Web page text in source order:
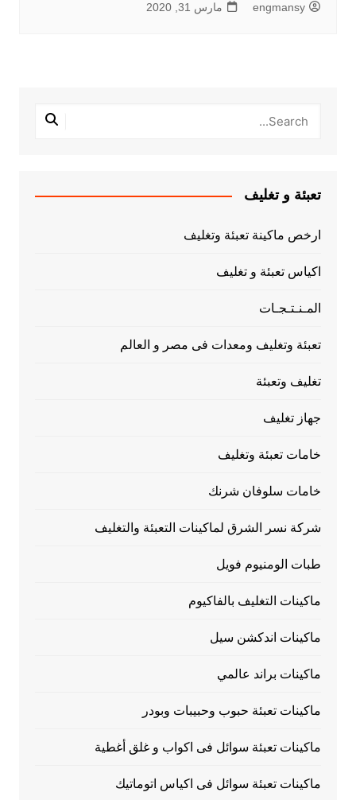
engmansy مارس 31, 2020
تعبئة و تغليف
ارخص ماكينة تعبئة وتغليف
اكياس تعبئة و تغليف
المـنـتـجـات
تعبئة وتغليف ومعدات فى مصر و العالم
تغليف وتعبئة
جهاز تغليف
خامات تعبئة وتغليف
خامات سلوفان شرنك
شركة نسر الشرق لماكينات التعبئة والتغليف
طبات الومنيوم فويل
ماكينات التغليف بالفاكيوم
ماكينات اندكشن سيل
ماكينات براند عالمي
ماكينات تعبئة حبوب وحبيبات وبودر
ماكينات تعبئة سوائل فى اكواب و غلق أغطية
ماكينات تعبئة سوائل فى اكياس اتوماتيك